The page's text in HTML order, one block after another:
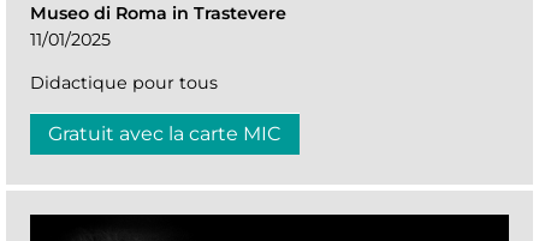
Museo di Roma in Trastevere
11/01/2025
Didactique pour tous
Gratuit avec la carte MIC